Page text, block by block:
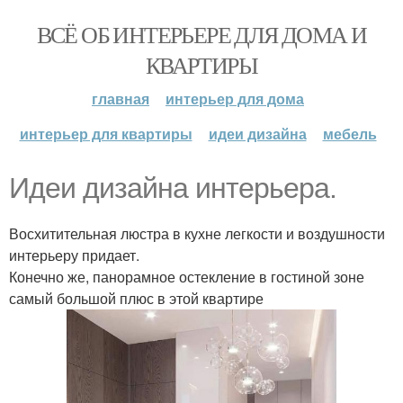
ВСЁ ОБ ИНТЕРЬЕРЕ ДЛЯ ДОМА И
КВАРТИРЫ
главная
интерьер для дома
интерьер для квартиры
идеи дизайна мебель
Идеи дизайна интерьера.
Восхитительная люстра в кухне легкости и воздушности
интерьеру придает.
Конечно же, панорамное остекление в гостиной зоне
самый большой плюс в этой квартире